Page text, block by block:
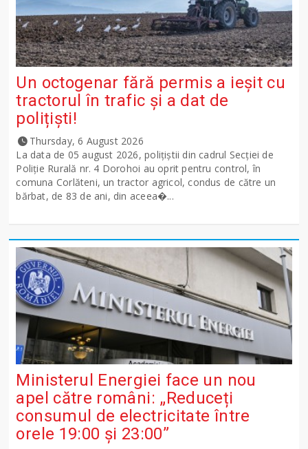
Un octogenar fără permis a ieșit cu
tractorul în trafic și a dat de
polițiști!
Thursday, 6 August 2026
La data de 05 august 2026, polițiștii din cadrul Secției de
Poliție Rurală nr. 4 Dorohoi au oprit pentru control, în
comuna Corlăteni, un tractor agricol, condus de către un
bărbat, de 83 de ani, din aceea�...
Ministerul Energiei face un nou
apel către români: „Reduceți
consumul de electricitate între
orele 19:00 și 23:00”